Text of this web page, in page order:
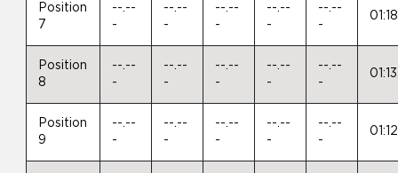
Position
7
--.--
-
--.--
-
--.--
-
--.--
-
--.--
-
Position
8
--.--
-
--.--
-
--.--
-
--.--
-
--.--
-
Position
9
--.--
-
--.--
-
--.--
-
--.--
-
--.--
-